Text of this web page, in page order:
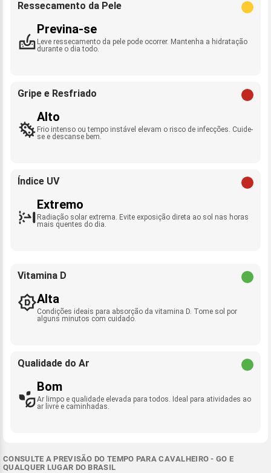
Ressecamento da Pele
Previna-se
Leve ressecamento da pele pode ocorrer. Mantenha a hidratação
durante o dia todo.
Gripe e Resfriado
Alto
Frio intenso ou tempo instável elevam o risco de infecções. Cuide-
se e descanse bem.
Índice UV
Extremo
Radiação solar extrema. Evite exposição direta ao sol nas horas
mais quentes do dia.
Vitamina D
Alta
Condições ideais para absorção da vitamina D. Tome sol por
alguns minutos com cuidado.
Qualidade do Ar
Bom
Ar limpo e qualidade elevada para todos. Ideal para atividades ao
ar livre e caminhadas.
CONSULTE A PREVISÃO DO TEMPO PARA CAVALHEIRO - GO E
QUALQUER LUGAR DO BRASIL